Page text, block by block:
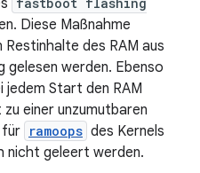
Diese Maßnahme
des RAM aus
werden. Ebenso
Start den RAM
einer unzumutbaren
für ramoops des Kernels
nicht geleert werden.